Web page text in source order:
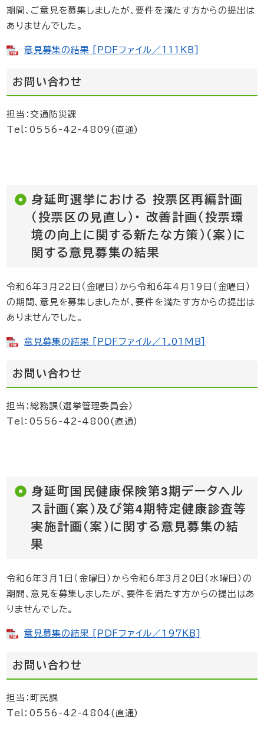
期間、ご意見を募集しましたが、要件を満たす方からの提出は
ありませんでした。
意見募集の結果 [PDFファイル／111KB]
お問い合わせ
担当：交通防災課
Tel：0556-42-4809(直通)
身延町選挙における 投票区再編計画
（投票区の見直し）・ 改善計画（投票環
境の向上に関する新たな方策）（案）に
関する意見募集の結果
令和6年3月22日（金曜日）から令和6年4月19日（金曜日）
の期間、意見を募集しましたが、要件を満たす方からの提出は
ありませんでした。
意見募集の結果 [PDFファイル／1.01MB]
お問い合わせ
担当：総務課（選挙管理委員会）
Tel：0556-42-4800(直通)
身延町国民健康保険第3期データヘル
ス計画（案）及び第4期特定健康診査等
実施計画（案）に関する意見募集の結
果
令和6年3月1日（金曜日）から令和6年3月20日（水曜日）の
期間、意見を募集しましたが、要件を満たす方からの提出はあ
りませんでした。
意見募集の結果 [PDFファイル／197KB]
お問い合わせ
担当：町民課
Tel：0556-42-4804(直通)